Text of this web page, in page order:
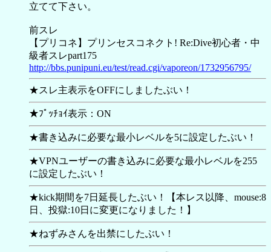
立てて下さい。
前スレ
【プリコネ】プリンセスコネクト! Re:Dive初心者・中
級者スレpart175
http://bbs.punipuni.eu/test/read.cgi/vaporeon/1732956795/
★スレ主表示をOFFにしましたぶい！
★ﾌﾟｯﾁｮｲ表示：ON
★書き込みに必要な最小レベルを5に設定したぶい！
★VPNユーザーの書き込みに必要な最小レベルを255
に設定したぶい！
★kick期間を7日延長したぶい！【本レス以降、mouse:8
日、投獄:10日に変更になりました！】
★ねずみさんを出禁にしたぶい！